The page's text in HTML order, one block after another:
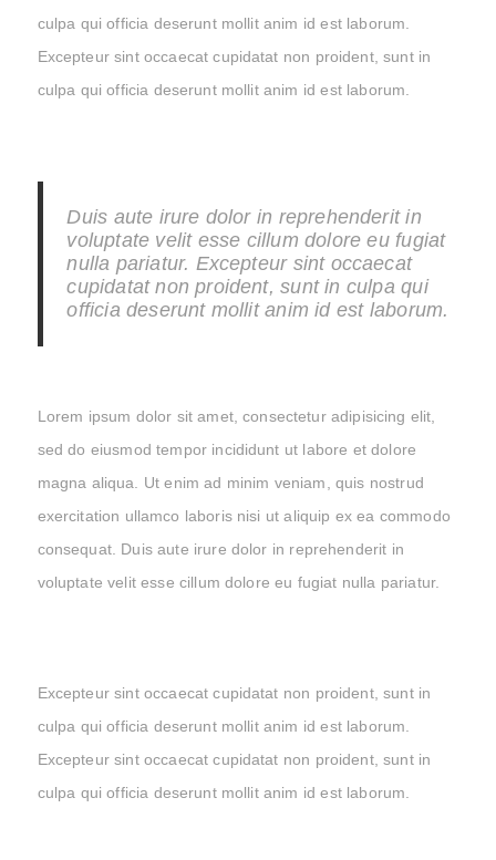
culpa qui officia deserunt mollit anim id est laborum.
Excepteur sint occaecat cupidatat non proident, sunt in
culpa qui officia deserunt mollit anim id est laborum.
Duis aute irure dolor in reprehenderit in
voluptate velit esse cillum dolore eu fugiat
nulla pariatur. Excepteur sint occaecat
cupidatat non proident, sunt in culpa qui
officia deserunt mollit anim id est laborum.
Lorem ipsum dolor sit amet, consectetur adipisicing elit,
sed do eiusmod tempor incididunt ut labore et dolore
magna aliqua. Ut enim ad minim veniam, quis nostrud
exercitation ullamco laboris nisi ut aliquip ex ea commodo
consequat. Duis aute irure dolor in reprehenderit in
voluptate velit esse cillum dolore eu fugiat nulla pariatur.
Excepteur sint occaecat cupidatat non proident, sunt in
culpa qui officia deserunt mollit anim id est laborum.
Excepteur sint occaecat cupidatat non proident, sunt in
culpa qui officia deserunt mollit anim id est laborum.